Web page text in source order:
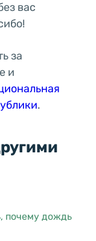
вас
за
и
.
почему дождь